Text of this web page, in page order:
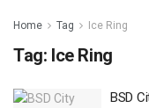
Home Tag Ice Ring
Tag: Ice Ring
BSD